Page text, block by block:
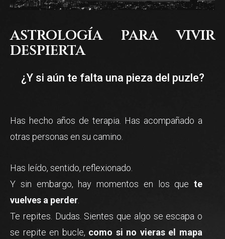
astrología para vivir
despierta
¿Y si aún te falta una pieza del puzle?
Has hecho años de terapia. Has acompañado a
otras personas en su camino.
Has leído, sentido, reflexionado.
Y sin embargo, hay momentos en los que te
vuelves a perder
Te repites. Dudas. Sientes que algo se escapa o
se repite en bucle, como si no vieras el mapa